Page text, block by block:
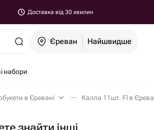
Доставка від 30 хвилин
Єреван Найшвидше
набори
в Єревані Калла 11шт. Fl в
знайти інші